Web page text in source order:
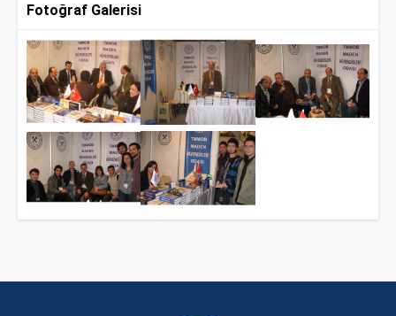
Fotoğraf Galerisi